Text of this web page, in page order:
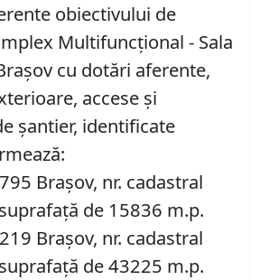
obiectivului de
Multifuncțional - Sala
cu dotări aferente,
accese și
șantier, identificate
Brașov, nr. cadastral
de 15836 m.p.
Brașov, nr. cadastral
de 43225 m.p.